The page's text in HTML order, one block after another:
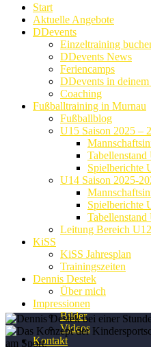
Start
Aktuelle Angebote
DDevents
Einzeltraining
DDevents News
Feriencamps
DDevents in deinem
Coaching
Fußballtraining in Murnau
Fußballblog
U15 Saison 2025 –
Tabellenstand
Spielberichte
U14 Saison 2025-
Spielberichte
Tabellenstand
Leitung Bereich
KiSS
KiSS Jahresplan
Trainingszeiten
Dennis Destek
Über mich
Impressionen
Bilder
Videos
Kontakt